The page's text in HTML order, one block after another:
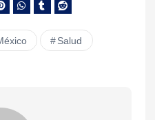
Salud